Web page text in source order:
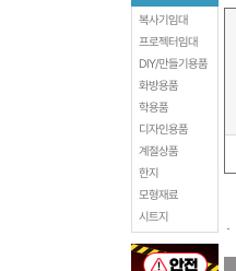
복사기임대
프로젝터임대
DIY/만들기용품
화방용품
학용품
디자인용품
계절상품
한지
모형재료
시트지